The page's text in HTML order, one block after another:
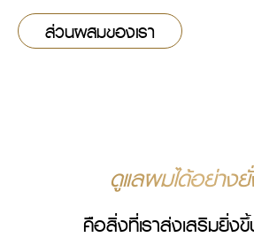
ส่วนผสมของเรา
ดูแลผมได้อย่าง
คือสิ่งที่เราส่งเสริมยิ่งขึ้